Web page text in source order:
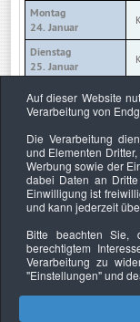
Montag
24. Januar
Dienstag
25. Januar
Mittwoch
26. Januar
27. Januar
Freitag
28. Januar
Samstag
Sonntag
30. Januar
Auf dieser Website
Verarbeitung von
Die Verarbeitung
und Elementen
Werbung sowie der
dabei Daten an
Einwilligung ist
und kann jederzeit
Bitte beachten Sie,
berechtigtem
Verarbeitung zu
"Einstellungen"und